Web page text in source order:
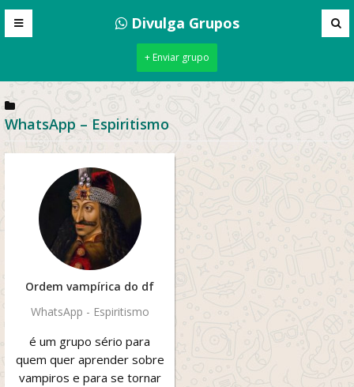
Divulga Grupos
+ Enviar grupo
WhatsApp – Espiritismo
Ordem vampírica do df
WhatsApp - Espiritismo
é um grupo sério para
quem quer aprender sobre
vampiros e para se tornar